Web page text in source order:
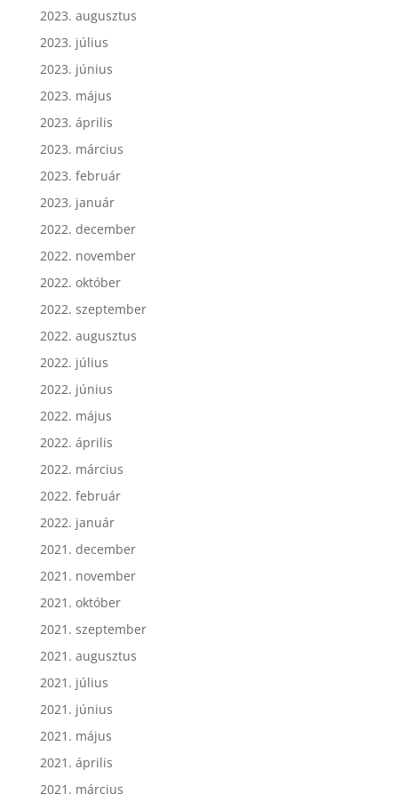
2023. augusztus
2023. július
2023. június
2023. május
2023. április
2023. március
2023. február
2023. január
2022. december
2022. november
2022. október
2022. szeptember
2022. augusztus
2022. július
2022. június
2022. május
2022. április
2022. március
2022. február
2022. január
2021. december
2021. november
2021. október
2021. szeptember
2021. augusztus
2021. július
2021. június
2021. május
2021. április
2021. március